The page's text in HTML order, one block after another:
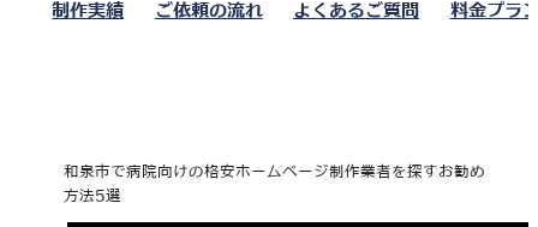
制作実績 ご依頼の流れ よくあるご質問 料金プラ
和泉市で病院向けの格安ホームページ制作業者を探すお勧め
方法5選